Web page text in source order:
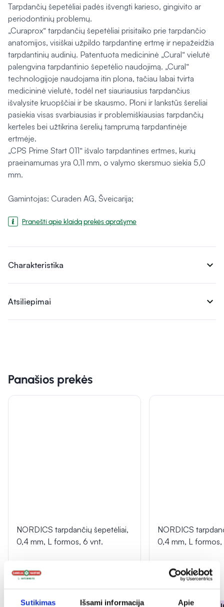
Sutikimas Išsami informacija Apie
Tarpdančių šepetėliai padės išvengti karieso, gingivito ar
periodontinių problemų.
„Curaprox“ tarpdančių šepetėliai prisitaiko prie tarpdančio
anatomijos, visiškai užpildo tarpdantinę ertmę ir nepažeidžia
tarpdantinių audinių. Patentuota medicininė „Cural“ vielutė
palengvina tarpdantinio šepetėlio naudojimą. „Cural“
technologijoje naudojama itin plona, tačiau labai tvirta
medicininė vielutė, todėl net siauriausius tarpdančius
išvalysite kruopščiai ir be skausmo. Ploni ir lankstūs šereliai
pasiekia visas svarbiausias ir problemiškiausias tarpdančių
kerteles bei užtikrina šerelių tamprumą tarpdantinėje
ertmėje.
„CPS Prime Start 011“ išvalo tarpdantines ertmes, kurių
praeinamumas yra 0,11 mm, o valymo skersmuo siekia 5,0
mm.
Gamintojas: Curaden AG, Šveicarija;
Pranešti apie klaidą prekės aprašyme
Charakteristika expand_more
Atsiliepimai expand_more
Panašios prekės
NORDICS tarpdančių šepetėliai,
0,4 mm, L formos, 6 vnt.
Įvertinimas 5.0 iš 5
NORDICS
0,4 mm, L formos,
Įvertinimas 5.0 iš 5
(1)